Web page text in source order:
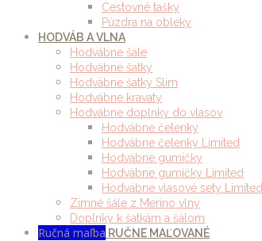
Cestovné tašky
Púzdra na obleky
HODVÁB A VLNA
Hodvábne šále
Hodvábne šatky
Hodvábne šatky Slim
Hodvábne kravaty
Hodvábne doplnky do vlasov
Hodvábne čelenky
Hodvábne čelenky Limited
Hodvábne gumičky
Hodvábne gumičky Limited
Hodvábne vlasové sety Limited
Zimné šále z Merino vlny
Doplnky k šatkám a šálom
Ručná maľba RUČNE MAĽOVANÉ